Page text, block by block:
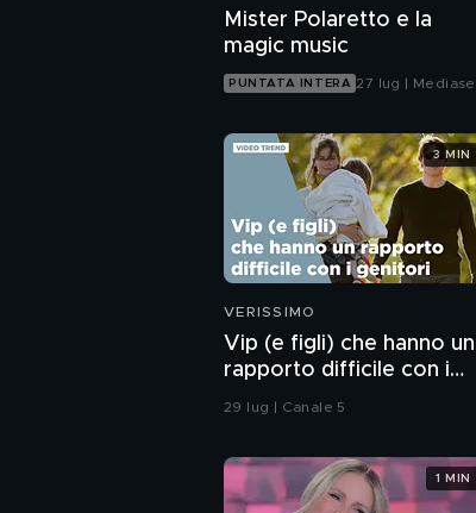
Mister Polaretto e la
magic music
PUNTATA INTERA 27 lug | Mediaset
VERISSIMO
Vip (e figli) che hanno un
rapporto difficile con i
genitori
29 lug | Canale 5
3 MIN
1 MIN